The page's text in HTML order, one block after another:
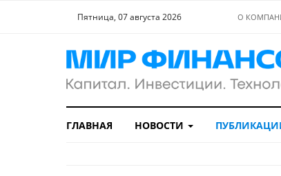
Пятница, 07 августа 2026 О
ГЛАВНАЯ НОВОСТИ